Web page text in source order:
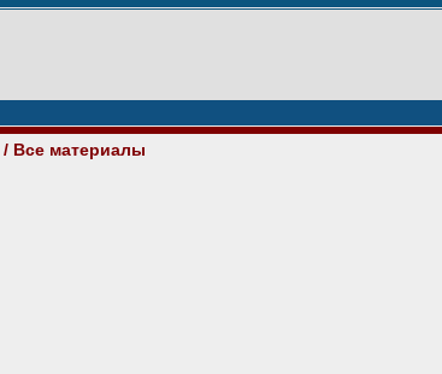
/ Все материалы